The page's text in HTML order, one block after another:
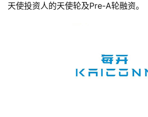
天使投资人的天使轮及Pre-A轮融资。